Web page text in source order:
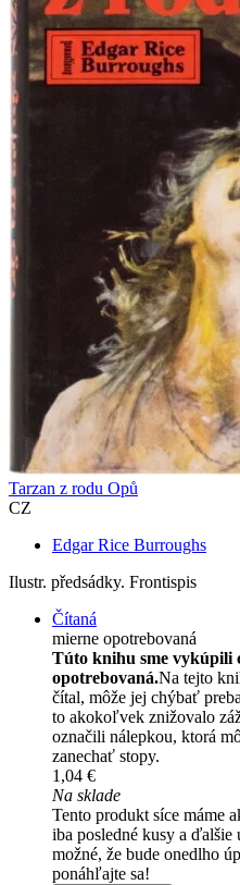
Tarzan z rodu Opů
CZ
Edgar Rice Burroughs
Ilustr. předsádky. Frontispis
Čítaná
mierne opotrebovaná
Túto knihu sme vykúpili
opotrebovaná.Na tejto
čítal, môže jej chýbať
to akokoľvek znižovalo
označili nálepkou, ktorá
zanechať stopy.
1,04 €
Na sklade
Tento produkt síce máme
iba posledné kusy a ďalšie
možné, že bude onedlho
ponáhľajte sa!